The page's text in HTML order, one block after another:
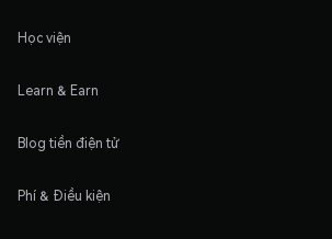
Học viện
Learn & Earn
Blog tiền điện tử
Phí & Điều kiện